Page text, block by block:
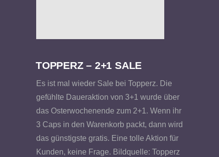
TOPPERZ – 2+1 SALE
Es ist mal wieder Sale bei Topperz. Die
gefühlte Daueraktion von 3+1 wurde über
das Osterwochenende zum 2+1. Wenn ihr
3 Caps in den Warenkorb packt, dann wird
das günstigste gratis. Eine tolle Aktion für
Kunden, keine Frage. Bildquelle: Topperz